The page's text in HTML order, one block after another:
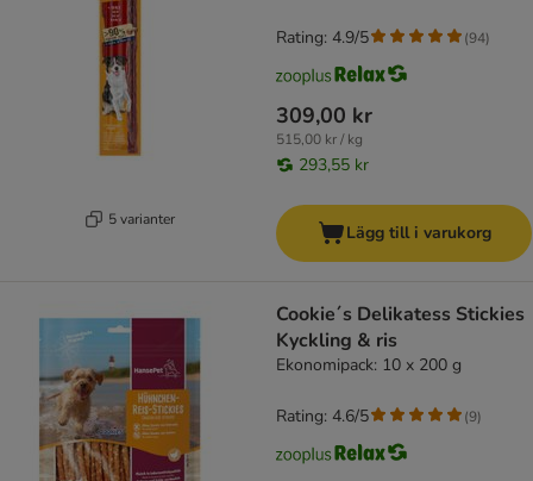
5 varianter
309,00 kr
515,00 kr / kg
293,55 kr
Rating: 4.9/5 (94)
Lägg till i varukorg
Cookie´s Delikatess Stickies
Kyckling & ris
Ekonomipack: 10 x 200 g
Rating: 4.6/5 (9)